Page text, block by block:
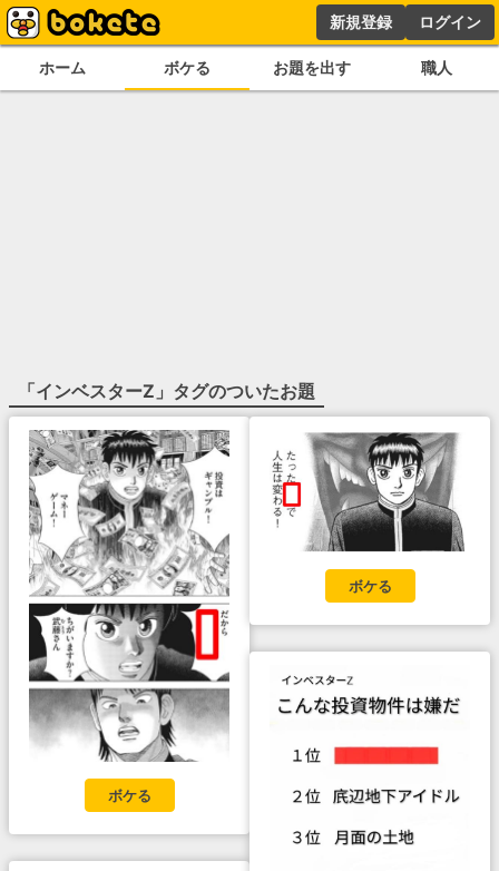
新規登録 ログイン
ホーム ボケる お題を出す 職人
「インベスターZ 」タグのついたお題
ボケる
ボケる